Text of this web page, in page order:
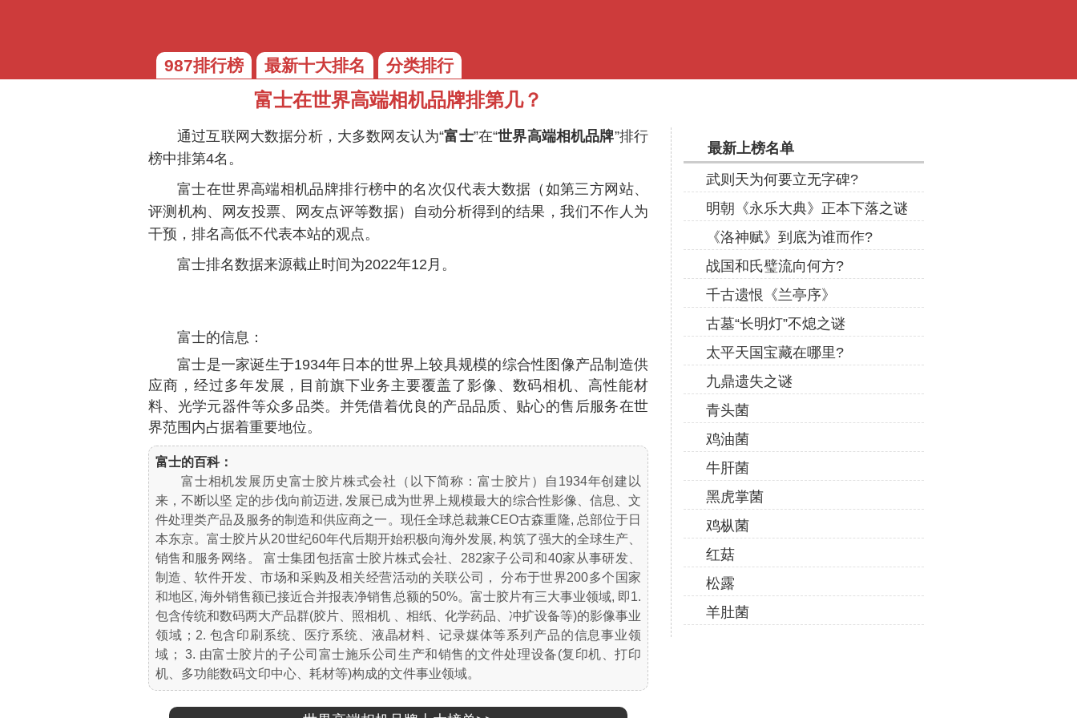
987排行榜 最新十大排名 分类排行
富士在世界高端相机品牌排第几？
通过互联网大数据分析，大多数网友认为“富士”在“世界高端相机品牌”排行
榜中排第4名 。
富士在世界高端相机品牌排行榜中的名次仅代表大数据（如第三方网站、
评测机构、网友投票、网友点评等数据）自动分析得到的结果，我们不作人为
干预，排名高低不代表本站的观点。
富士排名数据来源截止时间为2022年12月。
富士的信息：
富士是一家诞生于1934年日本的世界上较具规模的综合性图像产品制造供
应商，经过多年发展，目前旗下业务主要覆盖了影像、数码相机、高性能材
料、光学元器件等众多品类。并凭借着优良的产品品质、贴心的售后服务在世
界范围内占据着重要地位。
富士的百科：
富士相机发展历史富士胶片株式会社（以下简称：富士胶片）自1934年创建以
来，不断以坚 定的步伐向前迈进, 发展已成为世界上规模最大的综合性影像、信息、文
件处理类产品及服务的制造和供应商之一。现任全球总裁兼CEO古森重隆, 总部位于日
本东京。富士胶片从20世纪60年代后期开始积极向海外发展, 构筑了强大的全球生产、
销售和服务网络。 富士集团包括富士胶片株式会社、282家子公司和40家从事研发、
制造、软件开发、市场和采购及相关经营活动的关联公司， 分布于世界200多个国家
和地区, 海外销售额已接近合并报表净销售总额的50%。富士胶片有三大事业领域, 即1.
包含传统和数码两大产品群(胶片、照相机 、相纸、化学药品、冲扩设备等)的影像事业
领域；2. 包含印刷系统、医疗系统、液晶材料、记录媒体等系列产品的信息事业领
域； 3. 由富士胶片的子公司富士施乐公司生产和销售的文件处理设备(复印机、打印
机、多功能数码文印中心、耗材等)构成的文件事业领域。
最新上榜名单
武则天为何要立无字碑?
明朝《永乐大典》正本下落之谜
《洛神赋》到底为谁而作?
战国和氏璧流向何方?
千古遗恨《兰亭序》
古墓“长明灯”不熄之谜
太平天国宝藏在哪里?
九鼎遗失之谜
青头菌
鸡油菌
牛肝菌
黑虎掌菌
鸡枞菌
红菇
松露
羊肚菌